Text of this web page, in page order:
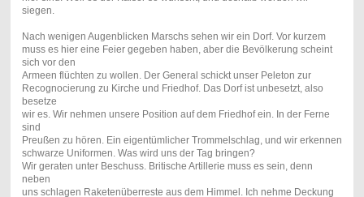
siegen.
Nach wenigen Augenblicken Marschs sehen wir ein Dorf. Vor kurzem
muss es hier eine Feier gegeben haben, aber die Bevölkerung scheint
sich vor den
Armeen flüchten zu wollen. Der General schickt unser Peleton zur
Recognocierung zu Kirche und Friedhof. Das Dorf ist unbesetzt, also
besetze
wir es. Wir nehmen unsere Position auf dem Friedhof ein. In der Ferne
sind
Preußen zu hören. Ein eigentümlicher Trommelschlag, und wir erkennen
schwarze Uniformen. Was wird uns der Tag bringen?
Wir geraten unter Beschuss. Britische Artillerie muss es sein, denn
neben
uns schlagen Raketenüberreste aus dem Himmel. Ich nehme Deckung